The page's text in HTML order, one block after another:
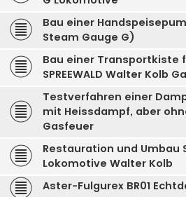
Bau einer
Steam Gauge G)
Bau einer Transportkiste
SPREEWALD Walter Kolb
Testverfahren einer
mit Heissdampf, aber
Gasfeuer
Restauration und Umbau
Lokomotive Walter Kolb
Aster-Fulgurex BR01